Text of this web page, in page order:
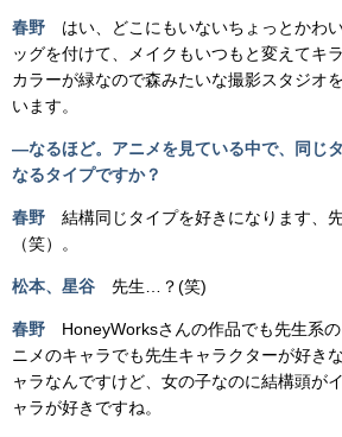
春野 はい、どこにもいないちょっとかわ
ッグを付けて、メイクもいつもと変えてキ
カラーが緑なので森みたいな撮影スタジオ
います。
―なるほど。アニメを見ている中で、同じ
なるタイプですか？
春野 結構同じタイプを好きになります、
（笑）。
松本、星谷 先生…？(笑)
春野 HoneyWorksさんの作品でも先生系
ニメのキャラでも先生キャラクターが好き
ャラなんですけど、女の子なのに結構頭が
ャラが好きですね。